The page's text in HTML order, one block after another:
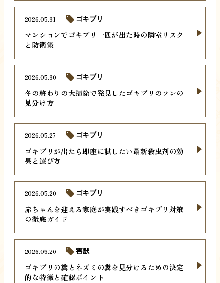
マンションでゴキブリ一匹が出た時の隣室リスク
と防衛策
2026.05.31 ゴキブリ
冬の終わりの大掃除で発見したゴキブリのフンの
見分け方
2026.05.30 ゴキブリ
ゴキブリが出たら即座に試したい最新殺虫剤の効
果と選び方
2026.05.27 ゴキブリ
赤ちゃんを迎える家庭が実践すべきゴキブリ対策
の徹底ガイド
2026.05.20 ゴキブリ
ゴキブリの糞とネズミの糞を見分けるための決定
的な特徴と確認ポイント
2026.05.20 害獣